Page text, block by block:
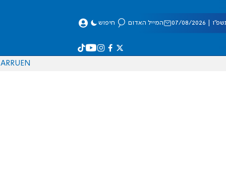
08/2026 המייל האדום חיפוש
EN
RU
AR